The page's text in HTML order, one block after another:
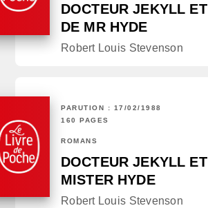
DOCTEUR JEKYLL ET
DE MR HYDE
Robert Louis Stevenson
PARUTION : 17/02/1988
160 PAGES
ROMANS
DOCTEUR JEKYLL ET
MISTER HYDE
Robert Louis Stevenson